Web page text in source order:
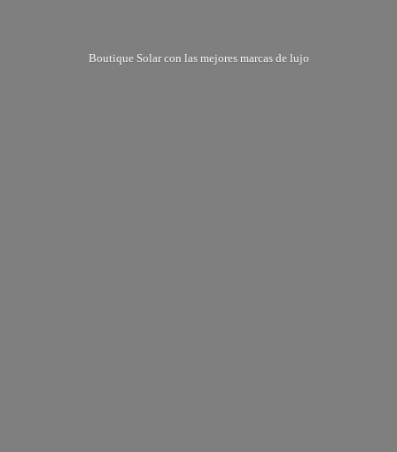
Boutique Solar con las mejores marcas de lujo